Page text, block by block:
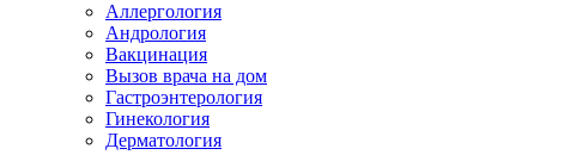
Аллергология
Андрология
Вакцинация
Вызов врача на дом
Гастроэнтерология
Гинекология
Дерматология